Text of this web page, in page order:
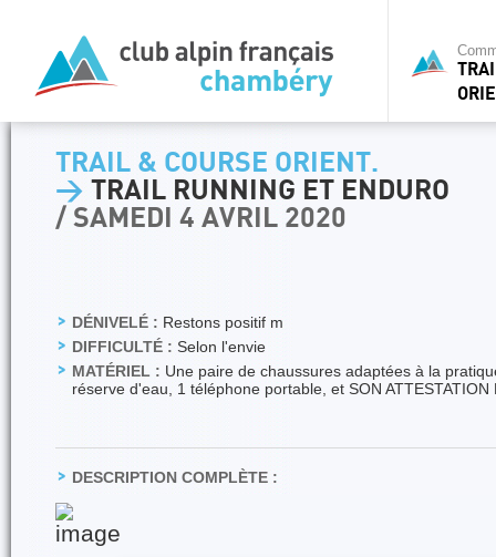
TRAIL & COURSE ORIENT.
> TRAIL RUNNING ET ENDURO
/ SAMEDI 4 AVRIL 2020
DÉNIVELÉ : Restons positif m
DIFFICULTÉ : Selon l'envie
MATÉRIEL : Une paire de chaussures adaptées à la
réserve d'eau, 1 téléphone portable, et SON ATTESTATION
DESCRIPTION COMPLÈTE :